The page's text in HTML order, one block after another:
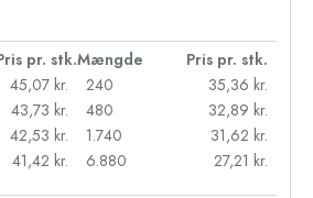
pr. stk.Mængde
Pris pr. stk.
45,07 kr.
43,73 kr.
42,53 kr.
41,42 kr.
240
35,36 kr.
480
32,89 kr.
1.740
31,62 kr.
6.880
27,21 kr.